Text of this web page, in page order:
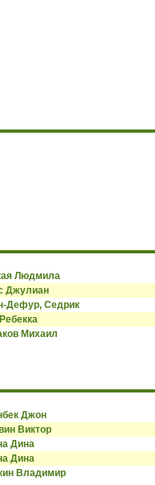
Людмила
Джулиан
Дефур, Седрик
Михаил
Джон
Виктор
Дина
Дина
Владимир